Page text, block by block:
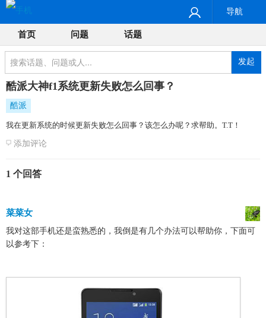
导航
首页 问题 话题
发起
酷派大神f1系统更新失败怎么回事？
酷派
我在更新系统的时候更新失败怎么回事？该怎么办呢？求帮助。T.T！
添加评论
1 个回答
菜菜女
我对这部手机还是蛮熟悉的，我倒是有几个办法可以帮助你，下面可
以参考下：